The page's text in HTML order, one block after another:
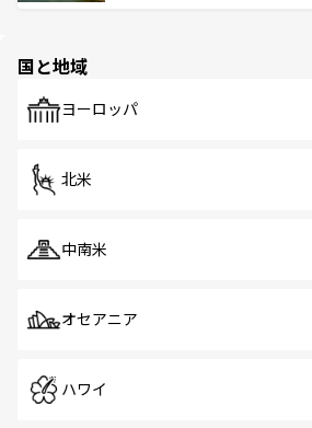
で、ホーカーズは地元の風情を楽
国と地域
ヨーロッパ
北米
中南米
オセアニア
ハワイ